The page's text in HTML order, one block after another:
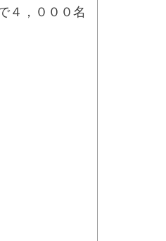
４，０００名